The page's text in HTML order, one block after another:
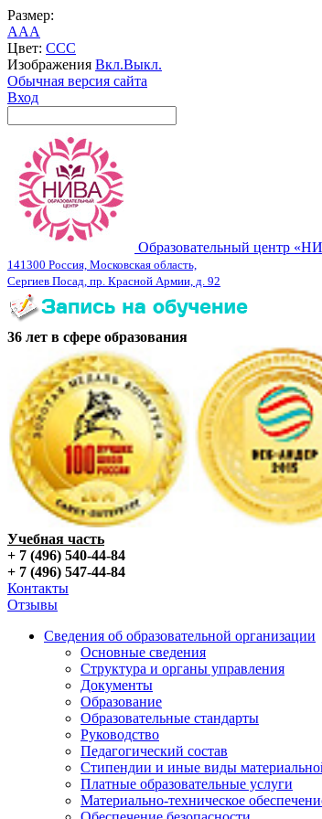
Размер:
AAA
Цвет: CCC
Изображения Вкл.Выкл.
Обычная версия сайта
Вход
Образовательный центр
141300 Россия, Московская область,
Сергиев Посад, пр. Красной Армии, д. 92
36 лет в сфере образования
Учебная часть
+ 7 (496) 540-44-84
+ 7 (496) 547-44-84
Контакты
Отзывы
Сведения об образовательной организации
Основные сведения
Структура и органы управления
Документы
Образование
Образовательные стандарты
Руководство
Педагогический состав
Стипендии и иные виды
Платные образовательные услуги
Материально-техническое